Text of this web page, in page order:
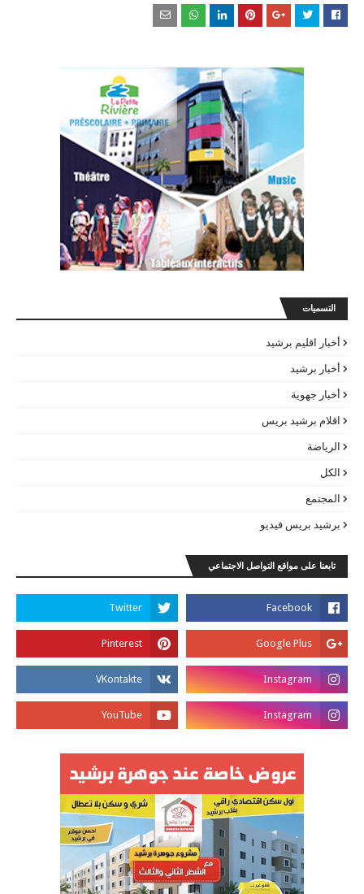
التسميات
أخبار اقليم برشيد
أخبار برشيد
أخبار جهوية
اقلام برشيد بريس
الرياضة
الكل
المجتمع
برشيد بريس فيديو
تابعنا على مواقع التواصل الاجتماعي